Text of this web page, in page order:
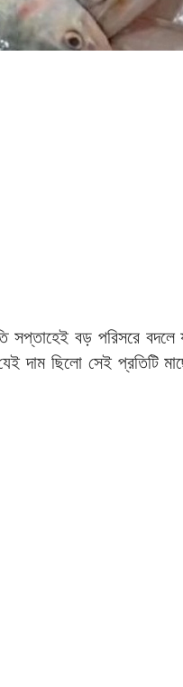
সপ্তাহেই বড় পরিসরে
যেই দাম ছিলো সেই